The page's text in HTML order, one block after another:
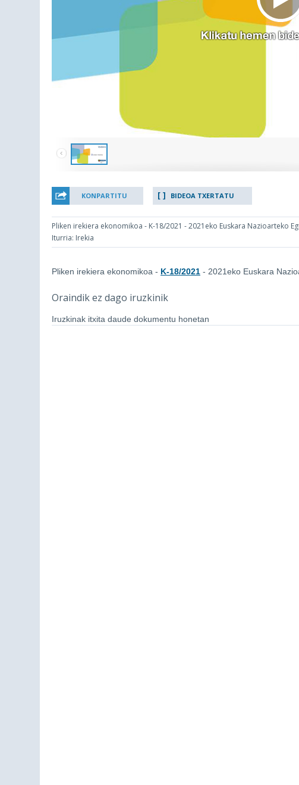
KONPARTITU BIDEOA TXERTATU
Pliken irekiera ekonomikoa - K-18/2021 - 2021eko Euskara Nazioarteko
Iturria: Irekia
Pliken irekiera ekonomikoa - K-18/2021 - 2021eko Euskara
Oraindik ez dago iruzkinik
Iruzkinak itxita daude dokumentu honetan